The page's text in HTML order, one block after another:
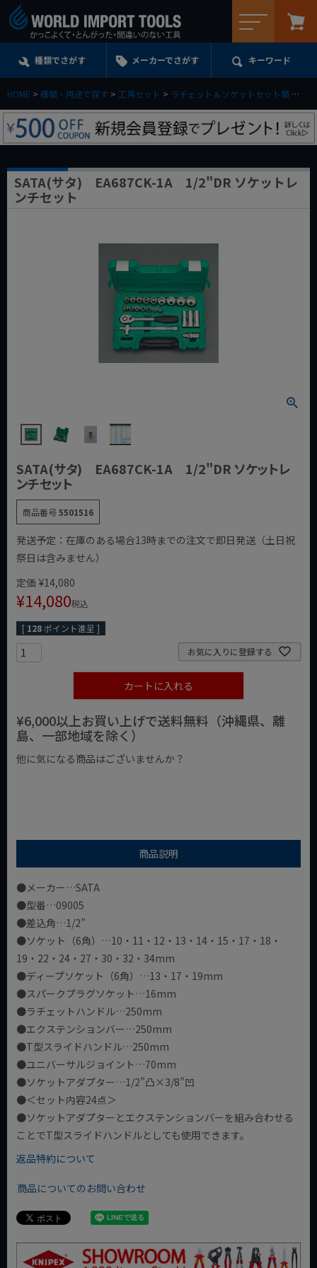
種類でさがす メーカーでさがす キーワード
HOME 種類・用途で探す 工具セット ラチェット＆ソケットセット類
SATA(サタ) EA687CK-1A 1/2"DR ソケットレ
ンチセット
SATA(サタ) EA687CK-1A 1/2"DR ソケットレ
ンチセット
商品番号5501516
発送予定：在庫のある場合13時までの注文で即日発送（土日祝
祭日は含みません）
定価 ¥14,080
¥14,080税込
[ 128ポイント進呈 ]
お気に入りに登録する
カートに入れる
¥6,000以上お買い上げで送料無料（沖縄県、離
島、一部地域を除く）
他に気になる商品はございませんか？
商品説明
●メーカー…SATA
●型番…09005
●差込角…1/2”
●ソケット（6角）…10・11・12・13・14・15・17・18・
19・22・24・27・30・32・34mm
●ディープソケット（6角）…13・17・19mm
●スパークプラグソケット…16mm
●ラチェットハンドル…250mm
●エクステンションバー…250mm
●T型スライドハンドル…250mm
●ユニバーサルジョイント…70mm
●ソケットアダプター…1/2”凸×3/8”凹
●＜セット内容24点＞
●ソケットアダプターとエクステンションバーを組み合わせる
ことでT型スライドハンドルとしても使用できます。
返品特約について
商品についてのお問い合わせ